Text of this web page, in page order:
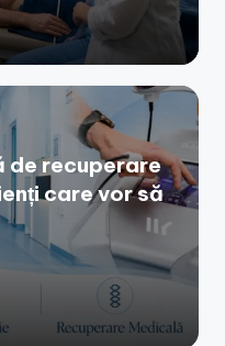
de recuperare
care vor să